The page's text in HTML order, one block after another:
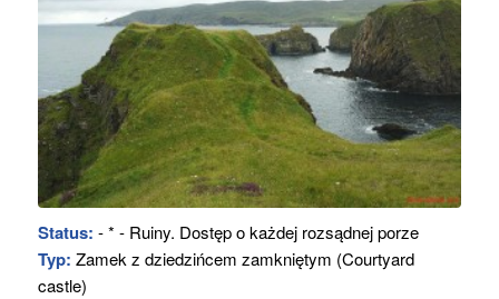
Status: - * - Ruiny. Dostęp o każdej rozsądnej porze
Typ: Zamek z dziedzińcem zamkniętym (Courtyard
castle)